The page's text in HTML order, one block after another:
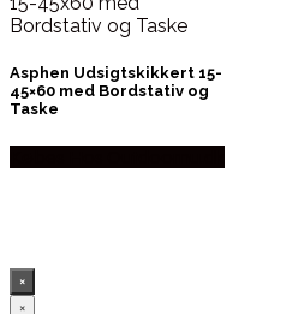
Asphen Udsigtskikkert 15-
45×60 med Bordstativ og
Taske
×
×